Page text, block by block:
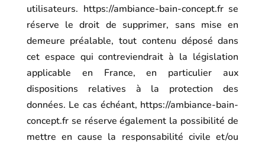
utilisateurs. https://ambiance-bain-concept.frse
réserve le droit de supprimer, sans mise en
demeure préalable, tout contenu déposé dans
cet espace qui contreviendrait à la législation
applicable en France, en particulier aux
dispositions relatives à la protection des
données. Le cas échéant, https://ambiance-bain-
concept.frse réserve également la possibilité de
mettre en cause la responsabilité civile et/ou